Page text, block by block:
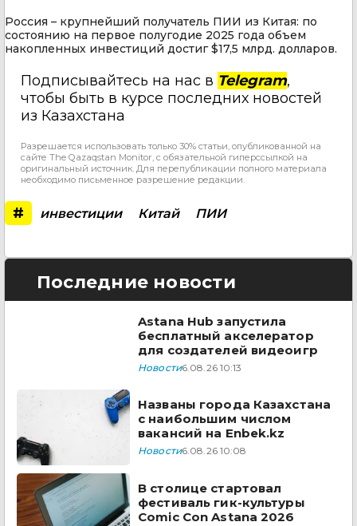
Россия – крупнейший получатель ПИИ из Китая: по
состоянию на первое полугодие 2025 года объем
накопленных инвестиций достиг $17,5 млрд. долларов.
Подписывайтесь на нас в Telegram,
чтобы быть в курсе последних новостей
из Казахстана
Разрешается использовать только 30% статьи, опубликованной на
сайте The Qazaqstan Monitor, с обязательной гиперссылкой на
оригинальный источник. Для перепубликации полного материала
необходимо письменное разрешение редакции.
# инвестиции Китай ПИИ
Последние новости
Astana Hub запустила
бесплатный акселератор
для создателей видеоигр
Новости6.08.26 10:13
Названы города Казахстана
с наибольшим числом
вакансий на Enbek.kz
Новости6.08.26 10:08
В столице стартовал
фестиваль гик-культуры
Comic Con Astana 2026